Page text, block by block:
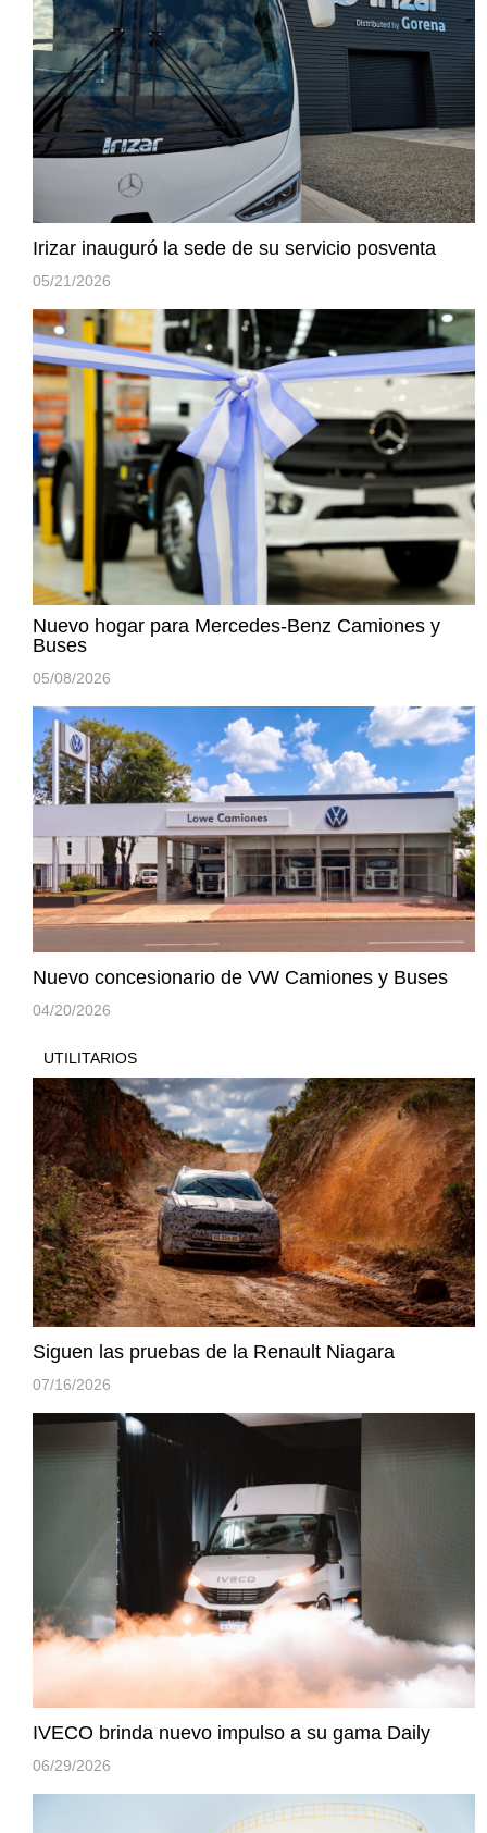
Irizar inauguró la sede de su servicio posventa
05/21/2026
Nuevo hogar para Mercedes-Benz Camiones y
Buses
05/08/2026
Nuevo concesionario de VW Camiones y Buses
04/20/2026
UTILITARIOS
Siguen las pruebas de la Renault Niagara
07/16/2026
IVECO brinda nuevo impulso a su gama Daily
06/29/2026